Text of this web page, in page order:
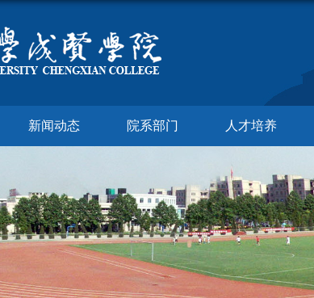
新闻动态 院系部门 人才培养